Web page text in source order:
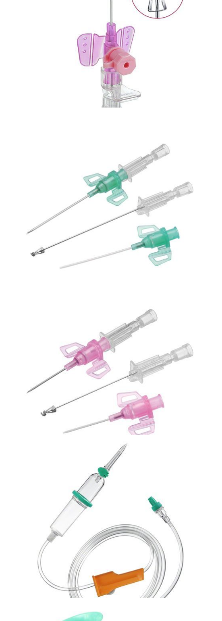
Bezpieczna linia naczyniowa
Aplikator mini Spike
Bezpieczna linia naczyniowa
Kaniula dożylna, Vasofix Safety
Bezpieczna linia naczyniowa
Kaniula dożylna, Introcan Safety DA
Bezpieczna linia naczyniowa
Kaniula dożylna w systemie zamkniętym, Introcan